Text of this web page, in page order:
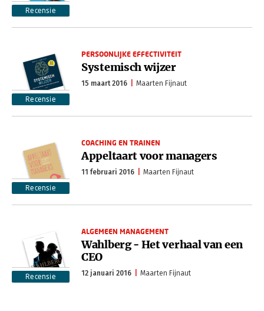
Recensie
Recensie
PERSOONLIJKE EFFECTIVITEIT
Systemisch wijzer
15 maart 2016 Maarten Fijnaut
Recensie
COACHING EN TRAINEN
Appeltaart voor managers
11 februari 2016 Maarten Fijnaut
Recensie
ALGEMEEN MANAGEMENT
Wahlberg - Het verhaal van een
CEO
12 januari 2016 Maarten Fijnaut